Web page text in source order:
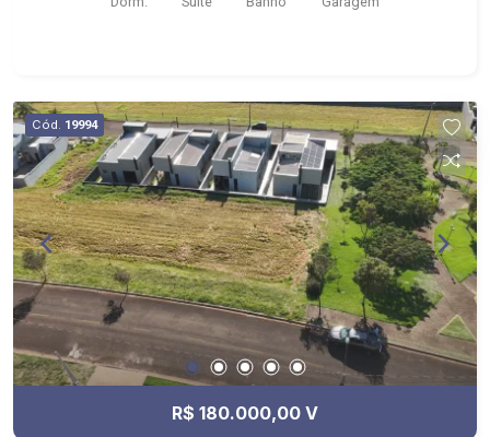
com: Portaria 24hrs, Campo de Futebol,
Pizzaria Maquepizza, Droga Raia, Sesi 298
Ribeirão Preto e Tonin Superatacado.
Cód. 19994
R$ 180.000,00 V